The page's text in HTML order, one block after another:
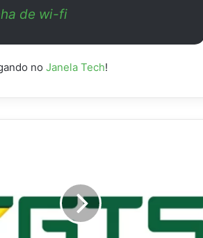
de wi-fi
no Janela Tech!